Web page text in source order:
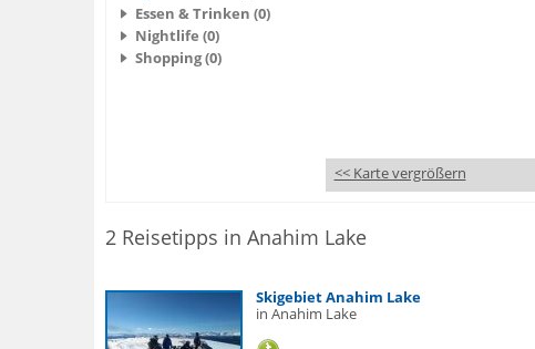
Essen & Trinken (0)
Nightlife (0)
Shopping (0)
<< Karte vergrößern
2 Reisetipps in Anahim Lake
Skigebiet Anahim Lake
in Anahim Lake